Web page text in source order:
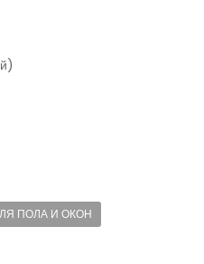
ПОЛА И ОКОН